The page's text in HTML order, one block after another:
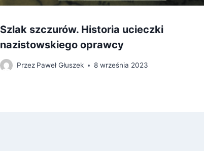
Szlak szczurów. Historia ucieczki
nazistowskiego oprawcy
Przez Paweł Głuszek 8 września 2023